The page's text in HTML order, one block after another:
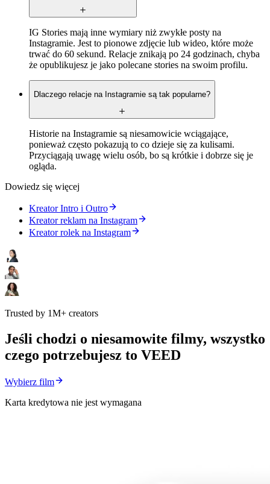
IG Stories mają inne wymiary niż zwykłe posty na
Instagramie. Jest to pionowe zdjęcie lub wideo, które może
trwać do 60 sekund. Relacje znikają po 24 godzinach, chyba
że opublikujesz je jako polecane stories na swoim profilu.
Dlaczego relacje na Instagramie są tak popularne?
Historie na Instagramie są niesamowicie wciągające,
ponieważ często pokazują to co dzieje się za kulisami.
Przyciągają uwagę wielu osób, bo są krótkie i dobrze się je
ogląda.
Dowiedz się więcej
Kreator Intro i Outro
Kreator reklam na Instagram
Kreator rolek na Instagram
Trusted by 1M+ creators
Jeśli chodzi o niesamowite filmy, wszystko
czego potrzebujesz to VEED
Wybierz film
Karta kredytowa nie jest wymagana